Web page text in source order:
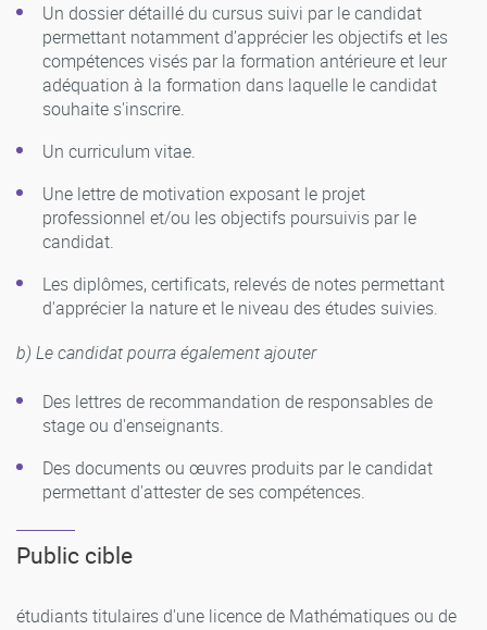
Un dossier détaillé du cursus suivi par le candidat
permettant notamment d’apprécier les objectifs et les
compétences visés par la formation antérieure et leur
adéquation à la formation dans laquelle le candidat
souhaite s'inscrire.
Un curriculum vitae.
Une lettre de motivation exposant le projet
professionnel et/ou les objectifs poursuivis par le
candidat.
Les diplômes, certificats, relevés de notes permettant
d'apprécier la nature et le niveau des études suivies.
b) Le candidat pourra également ajouter
Des lettres de recommandation de responsables de
stage ou d'enseignants.
Des documents ou œuvres produits par le candidat
permettant d'attester de ses compétences.
Public cible
étudiants titulaires d'une licence de Mathématiques ou de